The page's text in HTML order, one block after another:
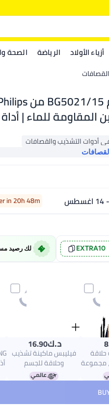
أزياء الأولاد الرياضة الصحة
المقاومة للماء | أداة
اللاسلكي، حماية
in 20h 48m
EXTRA10 لك رصيد
مجموعة
وقص
الشعر مع شاشة LCD،
د.ك‏16.90
فيليبس ماكينة تشذيب
وحلاقة للجسم
BG5480/15 | رطب وجاف
100% | حلاقة ناعمة
للطي للمناطق الصعبة |